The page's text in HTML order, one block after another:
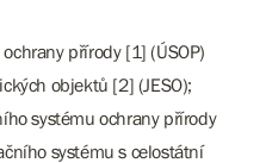
přírody [1] (ÚSOP)
objektů [2] (JESO);
systému ochrany přírody
systému s celostátní